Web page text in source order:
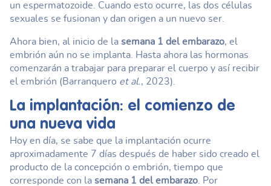
un espermatozoide. Cuando esto ocurre, las dos células
sexuales se fusionan y dan origen a un nuevo ser.
Ahora bien, al inicio de la semana 1 del embarazo, el
embrión aún no se implanta. Hasta ahora las hormonas
comenzarán a trabajar para preparar el cuerpo y así recibir
el embrión (Barranquero et al ., 2023).
La implantación: el comienzo de
una nueva vida
Hoy en día, se sabe que la implantación ocurre
aproximadamente 7 días después de haber sido creado el
producto de la concepción o embrión, tiempo que
corresponde con la semana 1 del embarazo . Por